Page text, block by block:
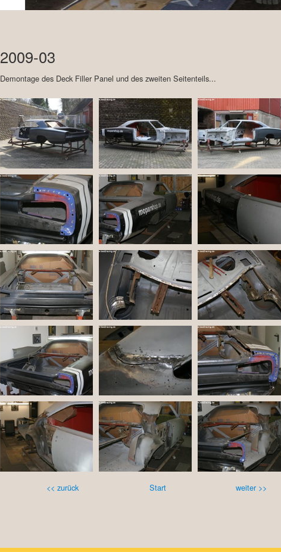
2009-03
Demontage des Deck Filler Panel und des zweiten Seitenteils...
<< zurück Start weiter >>